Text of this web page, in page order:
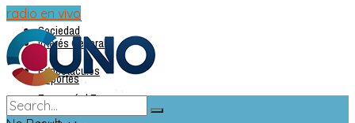
Policiales
Interés General
Espectáculos
Economía | Empresas
Sociedad
Deportes
radio en vivo